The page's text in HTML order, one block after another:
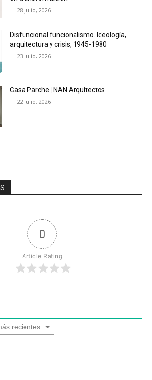
28 julio, 2026
Disfuncional funcionalismo. Ideología,
arquitectura y crisis, 1945-1980
23 julio, 2026
Casa Parche | NAN Arquitectos
22 julio, 2026
0
Article Rating
recientes